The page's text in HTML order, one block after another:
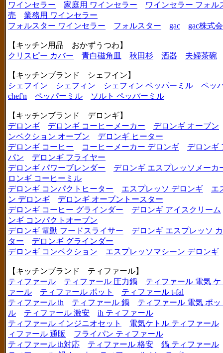
ワインセラー
家庭用 ワインセラー
ワインセラー フォル
売
業務用 ワインセラー
フォルスター ワインセラー
フォルスター gac gac株式
【キッチン用品 おかずうつわ】
クリスピー カバー
青白磁角皿 秋田杉 酒器 夫婦茶碗
【キッチンブランド シェフイン】
シェフイン
シェフィン シェフィン ペッパーミル
ペッ
chef'n
ペッパーミル ソルト ペッパーミル
【キッチンブランド デロンギ】
デロンギ
デロンギ コーヒーメーカー
デロンギ オーブン
ンベクション オーブン
デロンギ ヒーター
デロンギ コーヒー
コーヒーメーカー デロンギ
デロンギ
パン
デロンギ フライヤー
デロンギ パワーブレンダー
デロンギ エスプレッソメーカ
ロンギ コーヒーミル
デロンギ コンパクトヒーター
エスプレッソ デロンギ
エ
ン デロンギ
デロンギ オーブントースター
デロンギ コーヒー グラインダー
デロンギ アイスクリーム
ンギ コンパクトオーブン
デロンギ 電動 フードスライサー
デロンギ エスプレッソ
ター
デロンギ グラインダー
デロンギ コンベクション
エスプレッソマシーン デロンギ
【キッチンブランド ティファール】
ティファール
ティファール 圧力鍋
ティファール 電気 ケ
ァール
ティファール ポット
ティファール t-fal
ティファール ih
ティファール 鍋
ティファール 電気 ポッ
ル
ティファール 激安
ih ティファール
ティファール インジニオセット
電気ケトル ティファール
ィファール 通販
フライパン ティファール
ティファール ih対応
ティファール 格安
鍋 ティファール